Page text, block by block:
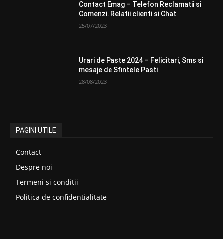
Contact Emag – Telefon Reclamatii si
Comenzi. Relatii clienti si Chat
25/07/2023
Urari de Paste 2024 – Felicitari, Sms si
mesaje de Sfintele Pasti
28/08/2023
PAGINI UTILE
Contact
Despre noi
Termeni si conditii
Politica de confidentialitate